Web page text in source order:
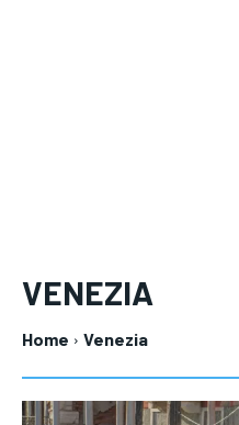
VENEZIA
Home Venezia